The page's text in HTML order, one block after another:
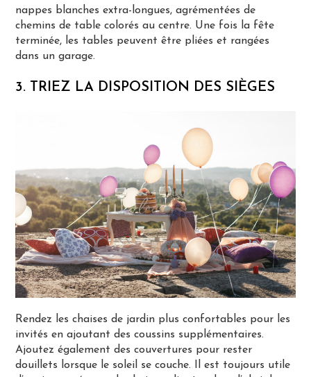
nappes blanches extra-longues, agrémentées de
chemins de table colorés au centre. Une fois la fête
terminée, les tables peuvent être pliées et rangées
dans un garage.
3. TRIEZ LA DISPOSITION DES SIÈGES
Rendez les chaises de jardin plus confortables pour les
invités en ajoutant des coussins supplémentaires.
Ajoutez également des couvertures pour rester
douillets lorsque le soleil se couche. Il est toujours utile